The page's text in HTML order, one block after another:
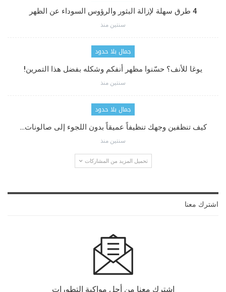
4 طرق سهلة لإزالة البثور والرؤوس السوداء عن الظهر
سنتين منذ
جمال بلا حدود
يوغا للأنف؟ حسّنوا مظهر أنفكم وشكله بفضل هذا التمرين!
سنتين منذ
جمال بلا حدود
كيف تنظفين وجهك تنظيفاً عميقاً بدون اللجوء إلى صالونات…
سنتين منذ
تحميل المزيد من المشاركات
اشترك معنا
اشترك معنا من أجل مواكبة التطورات